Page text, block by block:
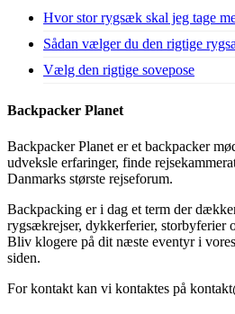
Hvor stor rygsæk skal jeg tage
Sådan vælger du den rigtige
Vælg den rigtige sovepose
Backpacker Planet
Backpacker Planet er et backpacker
udveksle erfaringer, finde
Danmarks største rejseforum.
Backpacking er i dag et term der
rygsækrejser, dykkerferier, storbyferier
Bliv klogere på dit næste eventyr i
siden.
For kontakt kan vi kontaktes på